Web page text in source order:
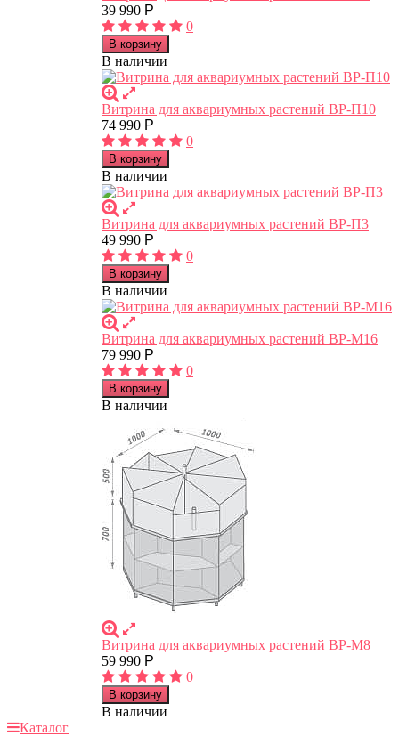
39 990 Р
0
В корзину
В наличии
Витрина для аквариумных растений ВР-П10
74 990 Р
0
В корзину
В наличии
Витрина для аквариумных растений ВР-П3
49 990 Р
0
В корзину
В наличии
Витрина для аквариумных растений ВР-М16
79 990 Р
0
В корзину
В наличии
Витрина для аквариумных растений ВР-М8
59 990 Р
0
В корзину
В наличии
Каталог